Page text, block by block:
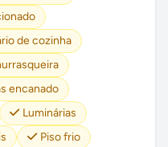
de cozinha
encanado
Luminárias
Piso frio